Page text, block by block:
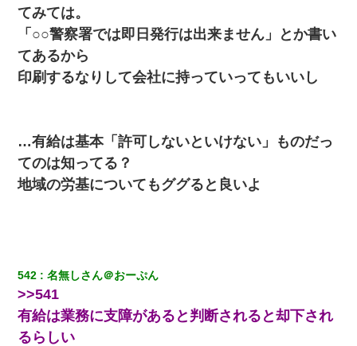
子供の頃、母の弟にイタズラされてて中学に入ってから関係を持
ってしまった。拒絶したら「全部バラしてやる」と脅迫されたの
で両親に全部話した。
ワイアラサー主婦、昨晩久しぶりに夫と致した結果ｗｗｗｗｗ
→思わず手を叩いて振り払ったら…
隣の部屋の住民の母親、オートロックを突破してマンションに入
り込んできたみたいで、ずっとドアの前で喚いてて滅茶苦茶うる
彼女(37)の情欲がえげつない件ｗｗｗｗｗｗｗ
結婚生活10ヶ月目で嫁から一方的に「もう冷めた」と離婚切り出
された
てみては。
「○○警察署では即日発行は出来ません」とか書い
てあるから
印刷するなりして会社に持っていってもいいし
…有給は基本「許可しないといけない」ものだっ
てのは知ってる？
地域の労基についてもググると良いよ
542 名無しさん＠おーぷん
>>541
有給は業務に支障があると判断されると却下され
るらしい